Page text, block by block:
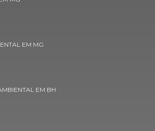
EM MG
EM BH
em minas